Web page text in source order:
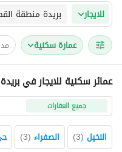
للايجار بريدة منطقة
عمارة سكنية
عمائر سكنية للايجار في
جميع العقارات
النخيل (
3
) الصفراء (
3
)